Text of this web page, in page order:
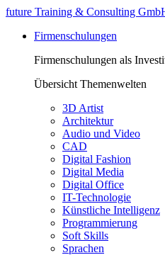
future Training & Consulting
Firmenschulungen
Firmenschulungen als
Übersicht Themenwelten
3D Artist
Architektur
Audio und Video
CAD
Digital Fashion
Digital Media
Digital Office
IT-Technologie
Künstliche Intelligenz
Programmierung
Soft Skills
Sprachen